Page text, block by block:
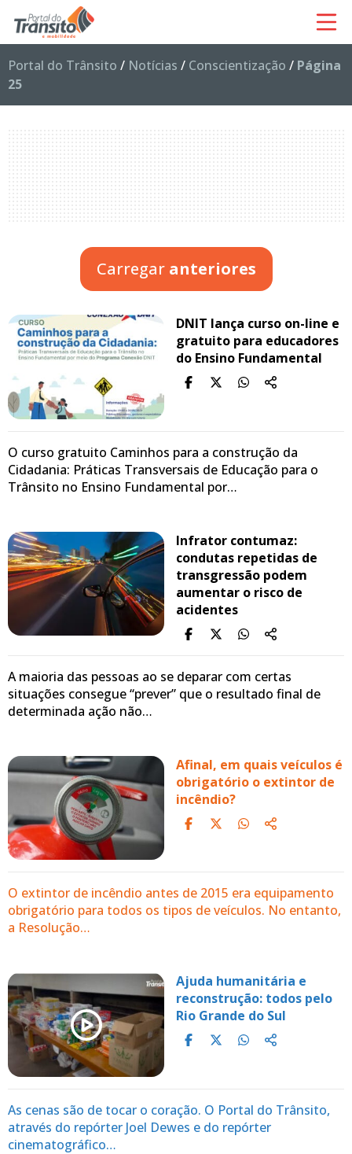
Portal do Trânsito / Notícias / Conscientização / Página
25
Carregar anteriores
DNIT lança curso on-line e
gratuito para educadores
do Ensino Fundamental
O curso gratuito Caminhos para a construção da
Cidadania: Práticas Transversais de Educação para o
Trânsito no Ensino Fundamental por…
Infrator contumaz:
condutas repetidas de
transgressão podem
aumentar o risco de
acidentes
A maioria das pessoas ao se deparar com certas
situações consegue “prever” que o resultado final de
determinada ação não…
Afinal, em quais veículos é
obrigatório o extintor de
incêndio?
O extintor de incêndio antes de 2015 era equipamento
obrigatório para todos os tipos de veículos. No entanto,
a Resolução…
Ajuda humanitária e
reconstrução: todos pelo
Rio Grande do Sul
As cenas são de tocar o coração. O Portal do Trânsito,
através do repórter Joel Dewes e do repórter
cinematográfico…